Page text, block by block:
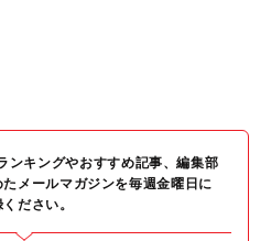
キングやおすすめ記事、編集部
メールマガジンを毎週金曜日に
ださい。